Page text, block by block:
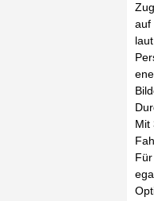
auf
Mit